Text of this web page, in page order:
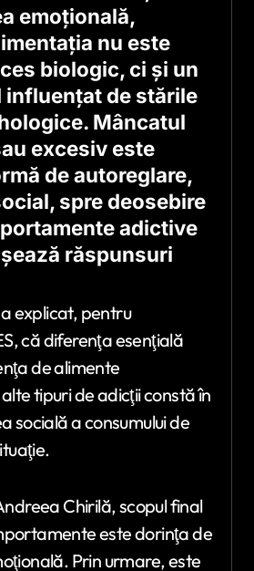
emoţională,
nu este
biologic, ci şi un
influenţat de stările
Mâncatul
excesiv este
de autoreglare,
spre deosebire
adictive
răspunsuri
explicat, pentru
că diferenţa esenţială
de alimente
tipuri de adicţii constă în
socială a consumului de
Chirilă, scopul final
este dorinţa de
Prin urmare, este